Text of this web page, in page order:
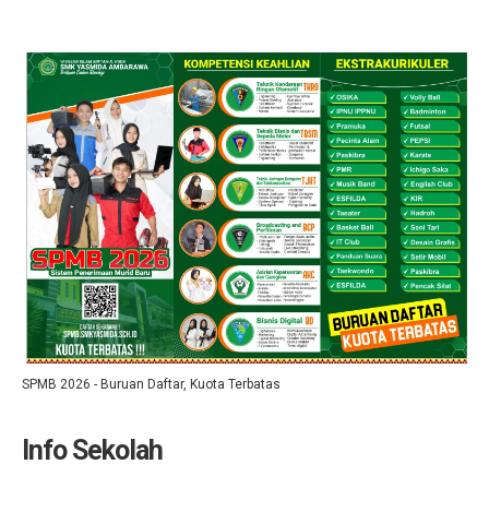
SPMB 2026 - Buruan Daftar, Kuota Terbatas
Info Sekolah